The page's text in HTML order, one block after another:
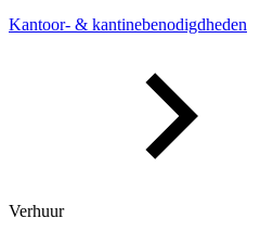
Kantoor- & kantinebenodigdheden
Verhuur